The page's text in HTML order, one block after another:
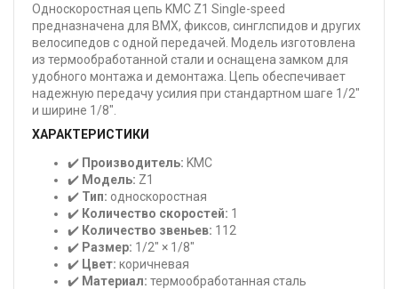
Односкоростная цепь KMC Z1 Single-speed
предназначена для BMX, фиксов, синглспидов и других
велосипедов с одной передачей. Модель изготовлена
из термообработанной стали и оснащена замком для
удобного монтажа и демонтажа. Цепь обеспечивает
надежную передачу усилия при стандартном шаге 1/2"
и ширине 1/8".
ХАРАКТЕРИСТИКИ
✔️ Производитель: KMC
✔️ Модель: Z1
✔️ Тип: односкоростная
✔️ Количество скоростей: 1
✔️ Количество звеньев: 112
✔️ Размер: 1/2" × 1/8"
✔️ Цвет: коричневая
✔️ Материал: термообработанная сталь